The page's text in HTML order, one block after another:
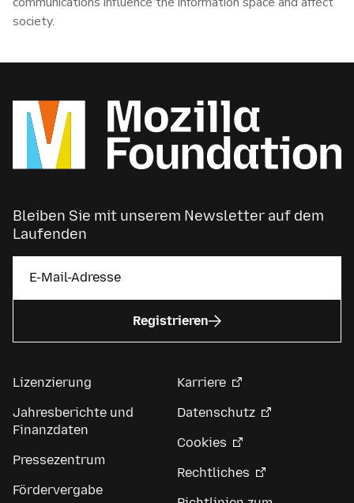
society.
Bleiben Sie mit unserem Newsletter auf dem
Laufenden
Registrieren
Lizenzierung
Jahresberichte und
Finanzdaten
Pressezentrum
Fördervergabe
Karriere
Datenschutz
Cookies
Rechtliches